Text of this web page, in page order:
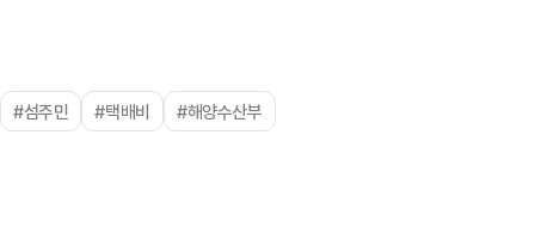
#섬주민 #택배비 #해양수산부